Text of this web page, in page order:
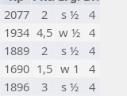
2077 2 s ½
4
1934 4,5 w ½ 4
1889 2 s ½
4
1690 1,5 w 1
4
1896 3 s ½
4